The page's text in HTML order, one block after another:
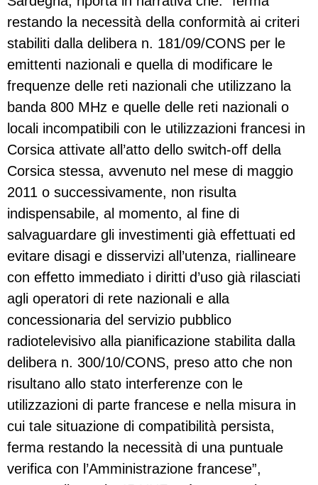
restando la necessità della conformità ai criteri
stabiliti dalla delibera n. 181/09/CONS per le
emittenti nazionali e quella di modificare le
frequenze delle reti nazionali che utilizzano la
banda 800 MHz e quelle delle reti nazionali o
locali incompatibili con le utilizzazioni francesi in
Corsica attivate all’atto dello switch-off della
Corsica stessa, avvenuto nel mese di maggio
2011 o successivamente, non risulta
indispensabile, al momento, al fine di
salvaguardare gli investimenti già effettuati ed
evitare disagi e disservizi all’utenza, riallineare
con effetto immediato i diritti d’uso già rilasciati
agli operatori di rete nazionali e alla
concessionaria del servizio pubblico
radiotelevisivo alla pianificazione stabilita dalla
delibera n. 300/10/CONS, preso atto che non
risultano allo stato interferenze con le
utilizzazioni di parte francese e nella misura in
cui tale situazione di compatibilità persista,
ferma restando la necessità di una puntuale
verifica con l’Amministrazione francese”,